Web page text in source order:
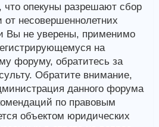
что опекуны разрешают сбор
несовершеннолетних
Вы не уверены, применимо
на
форуму, обратитесь за
Обратите внимание,
данного форума
по правовым
объектом юридических